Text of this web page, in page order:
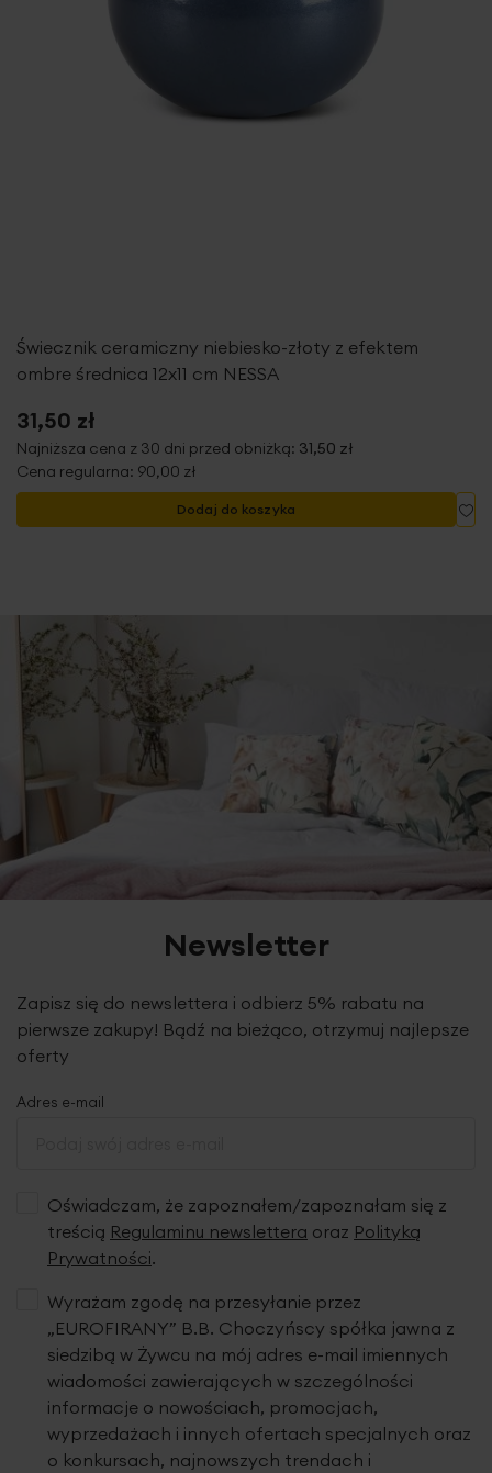
Świecznik ceramiczny niebiesko-złoty z efektem
ombre średnica 12x11 cm NESSA
31,50 zł
Najniższa cena z 30 dni przed obniżką: 31,50 zł
Cena regularna: 90,00 zł
Dodaj do koszyka
Newsletter
Zapisz się do newslettera i odbierz 5% rabatu na
pierwsze zakupy! Bądź na bieżąco, otrzymuj najlepsze
oferty
Adres e-mail
Oświadczam, że zapoznałem/zapoznałam się z
treścią Regulaminu newslettera oraz Polityką
Prywatności.
Wyrażam zgodę na przesyłanie przez
„EUROFIRANY” B.B. Choczyńscy spółka jawna z
siedzibą w Żywcu na mój adres e-mail imiennych
wiadomości zawierających w szczególności
informacje o nowościach, promocjach,
wyprzedażach i innych ofertach specjalnych oraz
o konkursach, najnowszych trendach i